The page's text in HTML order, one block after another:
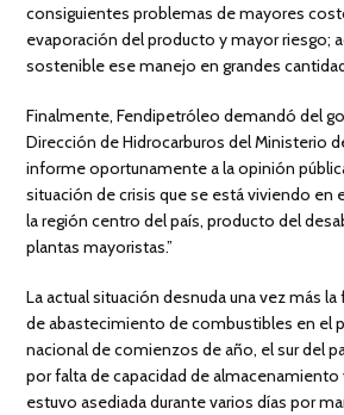
consiguientes problemas de mayores
evaporación del producto y mayor riesgo;
sostenible ese manejo en grandes
Finalmente, Fendipetróleo demandó del
Dirección de Hidrocarburos del Ministerio
informe oportunamente a la opinión
situación de crisis que se está viviendo
la región centro del país, producto del
plantas mayoristas.”
La actual situación desnuda una vez más
de abastecimiento de combustibles en el
nacional de comienzos de año, el sur del
por falta de capacidad de almacenamiento
estuvo asediada durante varios días por